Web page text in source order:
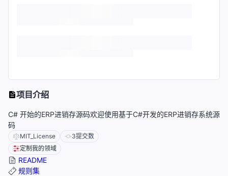
项目介绍
C# 开始的ERP进销存源码欢迎使用基于C#开发的ERP进销存系统源
码
MIT_License 3提交数
定制我的领域
README
规则集